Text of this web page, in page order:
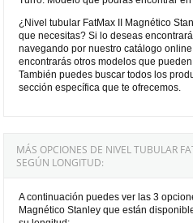
¿Nivel tubular FatMax II Magnético
que necesitas? Si lo deseas
navegando por nuestro catálogo
encontrarás otros modelos que
También puedes buscar todos los
sección específica que te ofrecemos.
MÁS OPCIONES DE NIVEL TUBULAR
SEGÚN LONGITUD:
A continuación puedes ver las 3
Magnético Stanley que están